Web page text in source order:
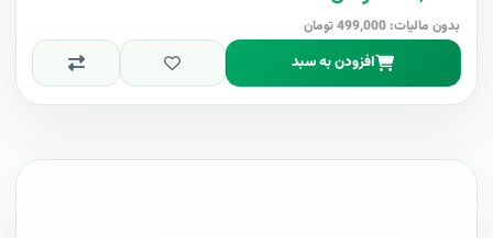
بدون مالیات: 499,000 تومان
افزودن به سبد